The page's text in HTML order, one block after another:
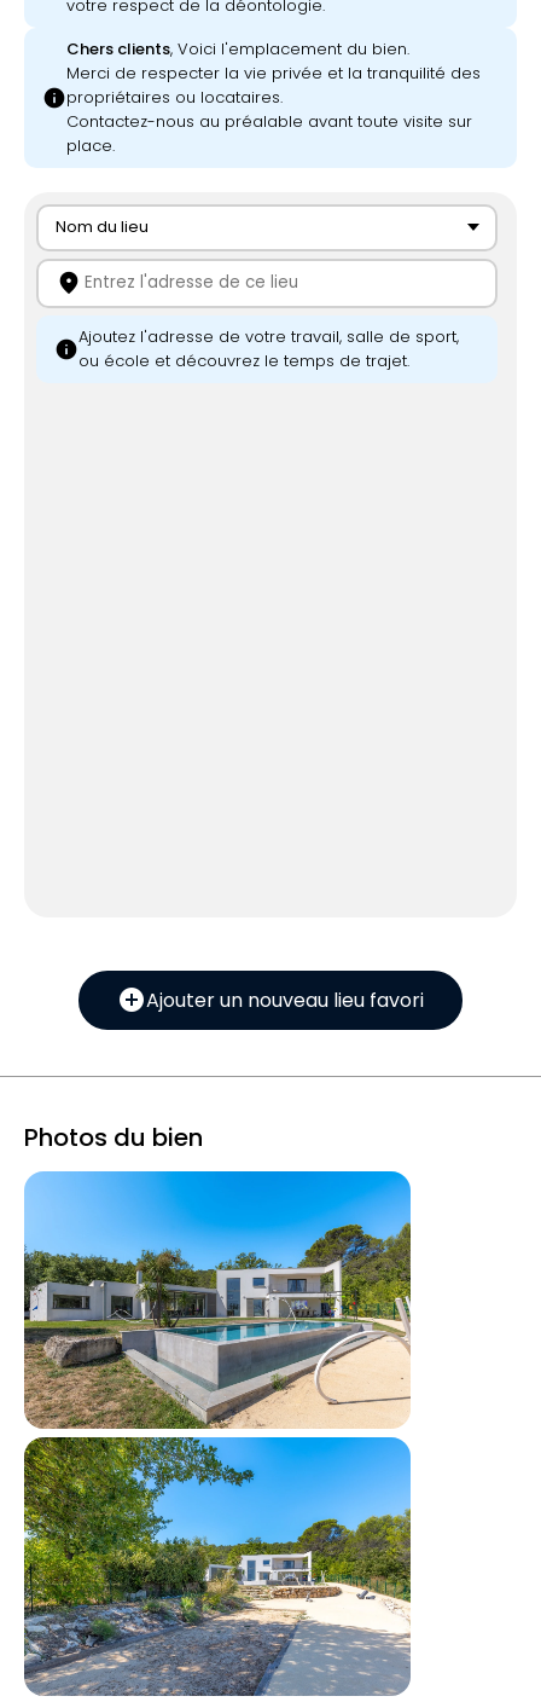
votre respect de la déontologie.
info
Chers clients, Voici l'emplacement du bien.
Merci de respecter la vie privée et la tranquilité des
propriétaires ou locataires.
Contactez-nous au préalable avant toute visite sur
place.
Nom du lieu
location_on
infoAjoutez l'adresse de votre travail, salle de sport,
ou école et découvrez le temps de trajet.
add_circleAjouter un nouveau lieu favori
Photos du bien